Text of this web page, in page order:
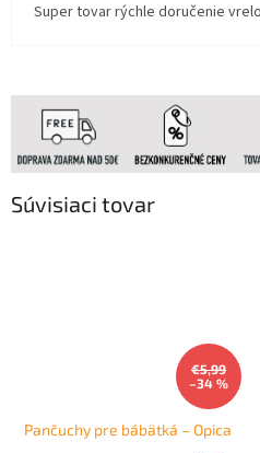
Súvisiaci tovar
€5,99
–34 %
Pančuchy pre bábätká – Opica
Super tovar rýchle doručenie